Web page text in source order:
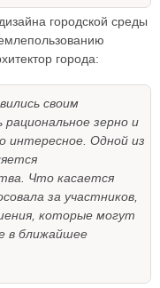
городской среды
города:
своим
зерно и
интересное. Одной из
Что касается
за участников,
которые могут
в ближайшее